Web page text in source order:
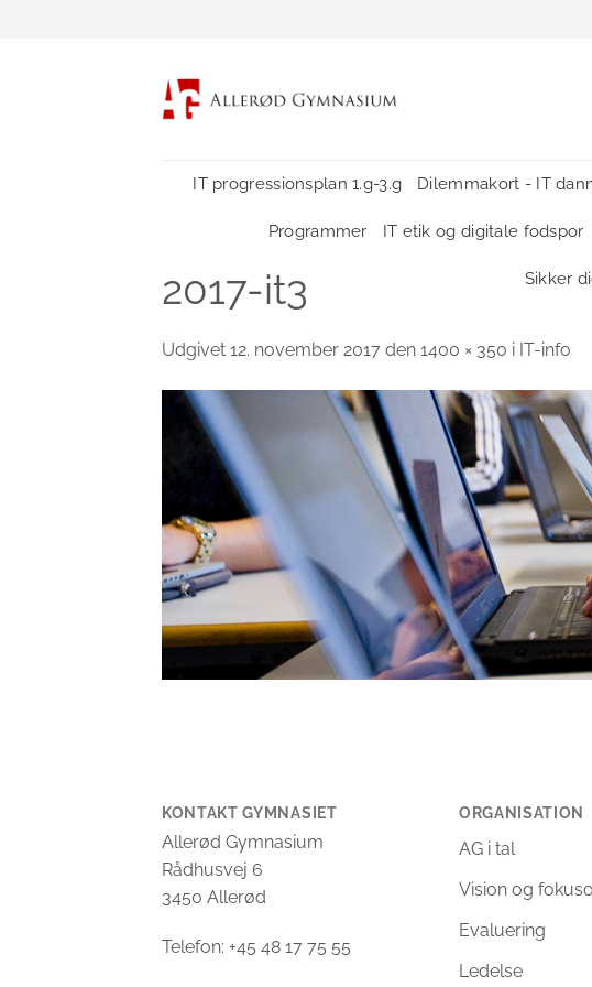
IT progressionsplan 1.g-3.g Dilemmakort - IT
Programmer IT etik og digitale fodspor
Sikker
2017-it3
Udgivet 12. november 2017 den 1400 × 350 i IT-info
KONTAKT GYMNASIET
Allerød Gymnasium
Rådhusvej 6
3450 Allerød
Telefon: +45 48 17 75 55
ORGANISATION
AG i tal
Vision og
Evaluering
Ledelse